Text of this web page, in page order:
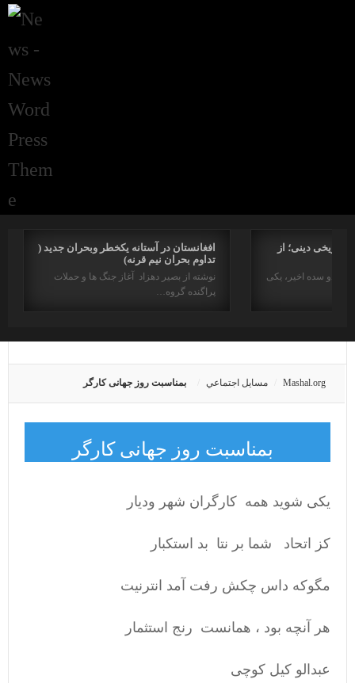
افغانستان در آستانه یکخطر وبحران جدید (
تداوم بحران نیم قرنه)
نوشته از بصیر دهزاد آغاز جنگ ها و حملات
پراگنده گروه…
دینی؛ از
در دو سده اخیر، یکی
Mashal.org مسايل اجتماعي بمناسبت روز جهانی کارگر
بمناسبت روز جهانی کارگر
یکی شوید همه کارگران شهر ودیار
کز اتحاد شما بر نتا بد استکبار
مگوکه داس چکش رفت آمد انترنیت
هر آنچه بود ، همانست رنج استثمار
عبدالو کیل کوچی